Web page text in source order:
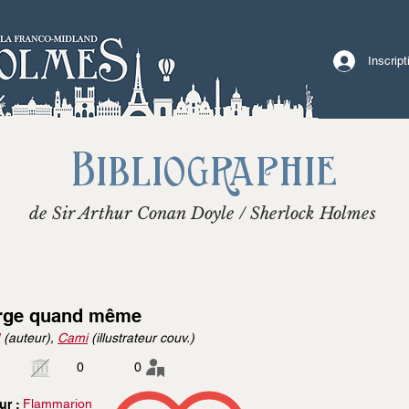
Bibliographie
de Sir Arthur Conan Doyle / Sherlock Holmes
quand même
(auteur), Cami(illustrateur couv.)
0
0
: Flammarion